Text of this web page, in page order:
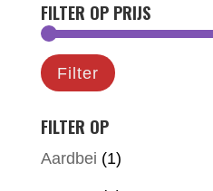
FILTER OP PRIJS
Filter
FILTER OP
Aardbei (1)